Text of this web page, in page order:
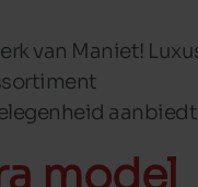
van Maniet!
model